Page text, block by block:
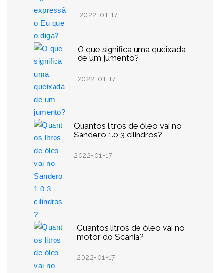
2022-01-17
O que significa uma queixada
de um jumento?
2022-01-17
Quantos litros de óleo vai no
Sandero 1.0 3 cilindros?
2022-01-17
Quantos litros de óleo vai no
motor do Scania?
2022-01-17